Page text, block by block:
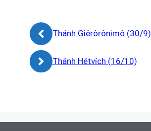
Thánh Giêrôrônimô (30/9)
Thánh Hétvích (16/10)